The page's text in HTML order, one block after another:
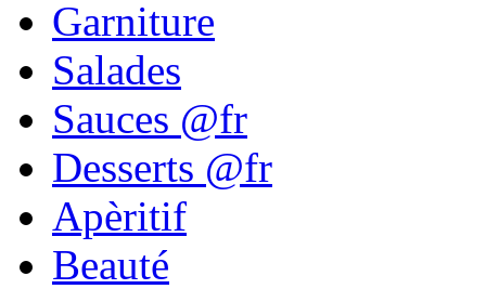
Garniture
Salades
Sauces @fr
Desserts @fr
Apèritif
Beauté